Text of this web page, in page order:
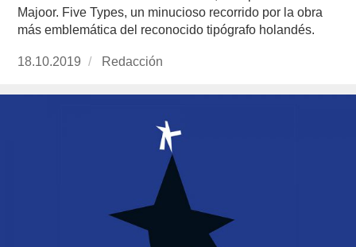
Majoor. Five Types, un minucioso recorrido por la obra
más emblemática del reconocido tipógrafo holandés.
Publicado
18.10.2019 https://www.experimenta.es/author/redaccion/
Redacción